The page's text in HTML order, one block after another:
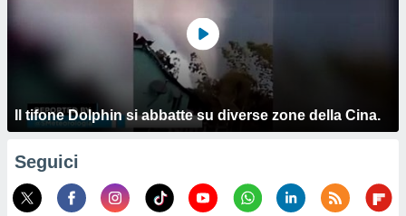
Il tifone Dolphin si abbatte su diverse zone della Cina.
Seguici